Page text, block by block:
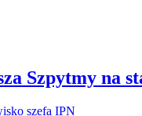
Szpytmy na